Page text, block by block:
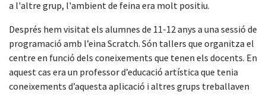
a l'altre grup, l'ambient de feina era molt positiu.
Després hem visitat els alumnes de 11-12 anys a una sessió de
programació amb l’eina Scratch. Són tallers que organitza el
centre en funció dels coneixements que tenen els docents. En
aquest cas era un professor d’educació artística que tenia
coneixements d’aquesta aplicació i altres grups treballaven